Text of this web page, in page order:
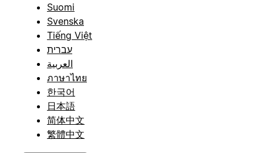
Suomi
Svenska
Tiếng Việt
עברית
العربية
ภาษาไทย
한국어
日本語
简体中文
繁體中文